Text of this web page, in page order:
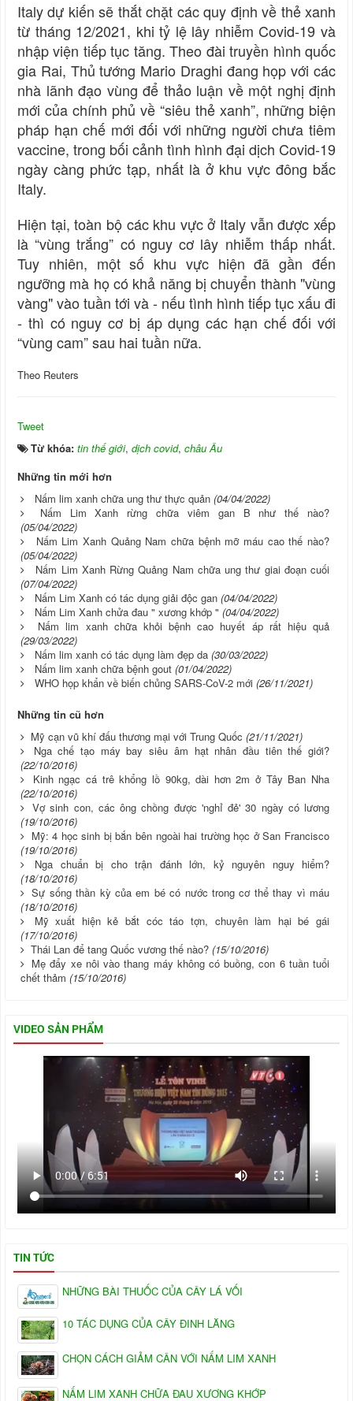
Italy dự kiến sẽ thắt chặt các quy định về thẻ xanh
từ tháng 12/2021, khi tỷ lệ lây nhiễm Covid-19 và
nhập viện tiếp tục tăng. Theo đài truyền hình quốc
gia Rai, Thủ tướng Mario Draghi đang họp với các
nhà lãnh đạo vùng để thảo luận về một nghị định
mới của chính phủ về “siêu thẻ xanh”, những biện
pháp hạn chế mới đối với những người chưa tiêm
vaccine, trong bối cảnh tình hình đại dịch Covid-19
ngày càng phức tạp, nhất là ở khu vực đông bắc
Italy.
Hiện tại, toàn bộ các khu vực ở Italy vẫn được xếp
là “vùng trắng” có nguy cơ lây nhiễm thấp nhất.
Tuy nhiên, một số khu vực hiện đã gần đến
ngưỡng mà họ có khả năng bị chuyển thành "vùng
vàng" vào tuần tới và - nếu tình hình tiếp tục xấu đi
- thì có nguy cơ bị áp dụng các hạn chế đối với
“vùng cam” sau hai tuần nữa.
Theo Reuters
Tweet
Từ khóa: tin thế giới, dịch covid, châu Âu
Những tin mới hơn
Nấm lim xanh chữa ung thư thực quản (04/04/2022)
Nấm Lim Xanh rừng chữa viêm gan B như thế nào?
(05/04/2022)
Nấm Lim Xanh Quảng Nam chữa bệnh mỡ máu cao thế nào?
(05/04/2022)
Nấm Lim Xanh Rừng Quảng Nam chữa ung thư giai đoạn cuối
(07/04/2022)
Nấm Lim Xanh có tác dụng giải độc gan (04/04/2022)
Nấm Lim Xanh chửa đau " xương khớp " (04/04/2022)
Nấm lim xanh chữa khỏi bệnh cao huyết áp rất hiệu quả
(29/03/2022)
Nấm lim xanh có tác dụng làm đẹp da (30/03/2022)
Nấm lim xanh chữa bệnh gout (01/04/2022)
WHO họp khẩn về biến chủng SARS-CoV-2 mới (26/11/2021)
Những tin cũ hơn
Mỹ cạn vũ khí đấu thương mại với Trung Quốc (21/11/2021)
Nga chế tạo máy bay siêu âm hạt nhân đầu tiên thế giới?
(22/10/2016)
Kinh ngạc cá trê khổng lồ 90kg, dài hơn 2m ở Tây Ban Nha
(22/10/2016)
Vợ sinh con, các ông chồng được 'nghỉ đẻ' 30 ngày có lương
(19/10/2016)
Mỹ: 4 học sinh bị bắn bên ngoài hai trường học ở San Francisco
(19/10/2016)
Nga chuẩn bị cho trận đánh lớn, kỷ nguyên nguy hiểm?
(18/10/2016)
Sự sống thần kỳ của em bé có nước trong cơ thể thay vì máu
(18/10/2016)
Mỹ xuất hiện kẻ bắt cóc táo tợn, chuyên làm hại bé gái
(17/10/2016)
Thái Lan để tang Quốc vương thế nào? (15/10/2016)
Mẹ đẩy xe nôi vào thang máy không có buồng, con 6 tuần tuổi
chết thảm (15/10/2016)
VIDEO SẢN PHẨM
TIN TỨC
NHỮNG BÀI THUỐC CỦA CÂY LÁ VỐI
10 TÁC DỤNG CỦA CÂY ĐINH LĂNG
CHỌN CÁCH GIẢM CÂN VỚI NẤM LIM XANH
NẤM LIM XANH CHỮA ĐAU XƯƠNG KHỚP